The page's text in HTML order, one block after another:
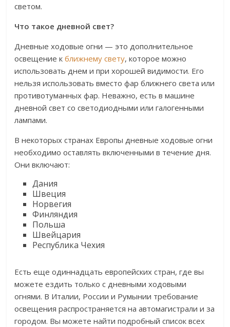
светом.
Что такое дневной свет?
Дневные ходовые огни — это дополнительное
освещение кближнему свету, которое можно
использовать днем и при хорошей видимости. Его
нельзя использовать вместо фар ближнего света или
противотуманных фар. Неважно, есть в машине
дневной свет со светодиодными или галогенными
лампами.
В некоторых странах Европы дневные ходовые огни
необходимо оставлять включенными в течение дня.
Они включают:
Дания
Швеция
Норвегия
Финляндия
Польша
Швейцария
Республика Чехия
Есть еще одиннадцать европейских стран, где вы
можете ездить только с дневными ходовыми
огнями. В Италии, России и Румынии требование
освещения распространяется на автомагистрали и за
городом. Вы можете найти подробный список всех